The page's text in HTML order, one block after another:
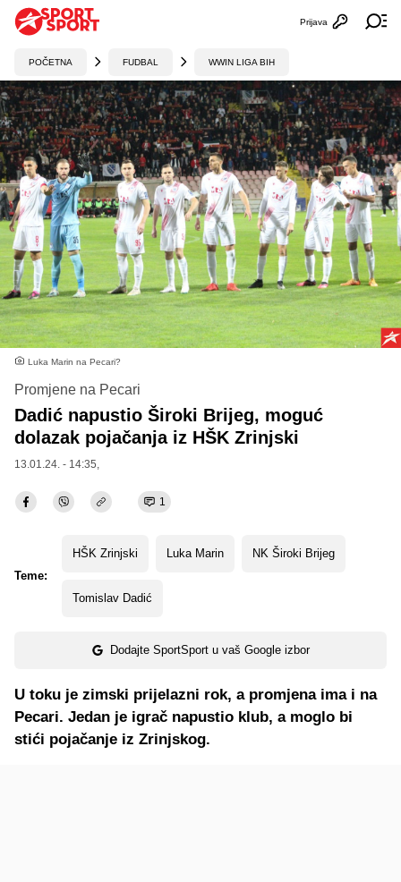
Otvori
Prijava
POČETNA FUDBAL WWIN LIGA BIH
Luka Marin na Pecari?
Promjene na Pecari
Dadić napustio Široki Brijeg, moguć
dolazak pojačanja iz HŠK Zrinjski
13.01.24. - 14:35,
1
Teme:
HŠK Zrinjski Luka Marin NK Široki Brijeg
Tomislav Dadić
Dodajte SportSport u vaš Google izbor
U toku je zimski prijelazni rok, a promjena ima i na
Pecari. Jedan je igrač napustio klub, a moglo bi
stići pojačanje iz Zrinjskog.